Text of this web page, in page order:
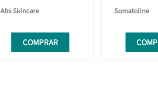
Abs Skincare
COMPRAR
Somatoline